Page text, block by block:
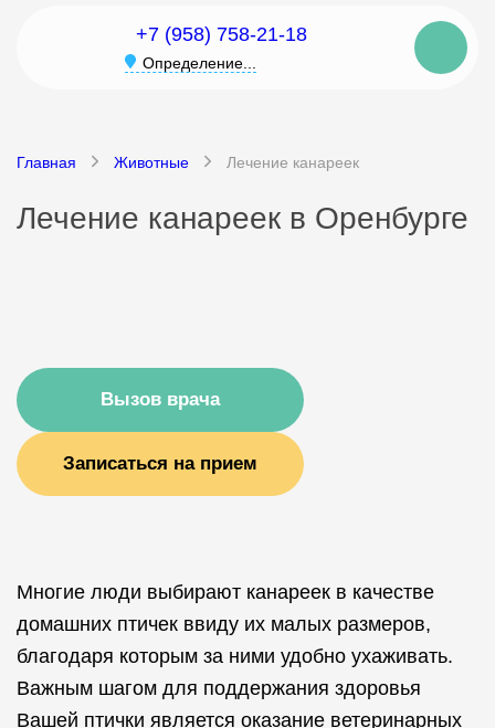
+7 (958) 758-21-18
Определение...
Главная Животные Лечение канареек
Лечение канареек в Оренбурге
Вызов врача
Записаться на прием
Многие люди выбирают канареек в качестве
домашних птичек ввиду их малых размеров,
благодаря которым за ними удобно ухаживать.
Важным шагом для поддержания здоровья
Вашей птички является оказание ветеринарных